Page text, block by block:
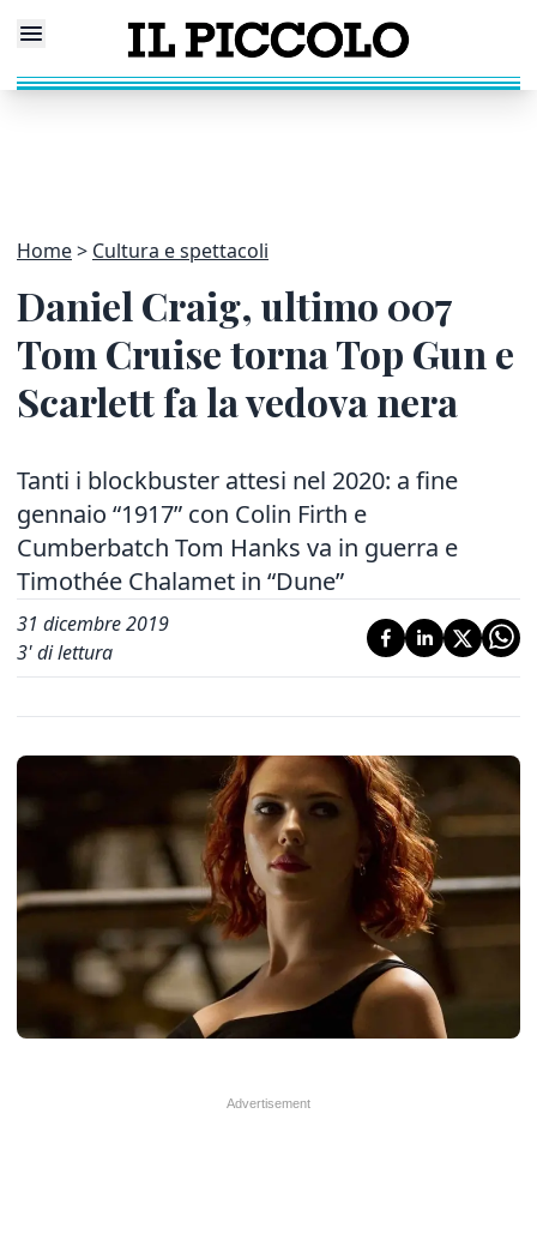
Home Cultura e spettacoli
Daniel Craig, ultimo 007
Tom Cruise torna Top Gun e
Scarlett fa la vedova nera
Tanti i blockbuster attesi nel 2020: a fine
gennaio “1917” con Colin Firth e
Cumberbatch Tom Hanks va in guerra e
Timothée Chalamet in “Dune”
31 dicembre 2019
3' di lettura